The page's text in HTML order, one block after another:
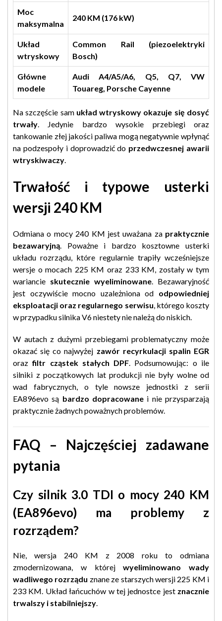
Moc
maksymalna
240 KM (176 kW)
Układ
wtryskowy
Common Rail (piezoelektryki
Bosch)
Główne
modele
Audi A4/A5/A6, Q5, Q7, VW
Touareg, Porsche Cayenne
Na szczęście sam układ wtryskowy okazuje się dosyć
trwały . Jedynie bardzo wysokie przebiegi oraz
tankowanie złej jakości paliwa mogą negatywnie wpłynąć
na podzespoły i doprowadzić do przedwczesnej awarii
wtryskiwaczy
Trwałość i typowe usterki
wersji 240 KM
Odmiana o mocy 240 KM jest uważana za praktycznie
bezawaryjną . Poważne i bardzo kosztowne usterki
układu rozrządu, które regularnie trapiły wcześniejsze
wersje o mocach 225 KM oraz 233 KM, zostały w tym
wariancie skutecznie wyeliminowane . Bezawaryjność
jest oczywiście mocno uzależniona od odpowiedniej
eksploatacji oraz regularnego serwisu , którego koszty
w przypadku silnika V6 niestety nie należą do niskich.
W autach z dużymi przebiegami problematyczny może
okazać się co najwyżej zawór recyrkulacji spalin EGR
orazfiltr cząstek stałych DPF . Podsumowując: o ile
silniki z początkowych lat produkcji nie były wolne od
wad fabrycznych, o tyle nowsze jednostki z serii
EA896evo są bardzo dopracowane i nie przysparzają
praktycznie żadnych poważnych problemów.
FAQ – Najczęściej zadawane
pytania
Czy silnik 3.0 TDI o mocy 240 KM
(EA896evo) ma problemy z
rozrządem?
Nie, wersja 240 KM z 2008 roku to odmiana
zmodernizowana, w którejwyeliminowano wady
wadliwego rozrządu znane ze starszych wersji 225 KM i
233 KM. Układ łańcuchów w tej jednostce jest znacznie
trwalszy i stabilniejszy